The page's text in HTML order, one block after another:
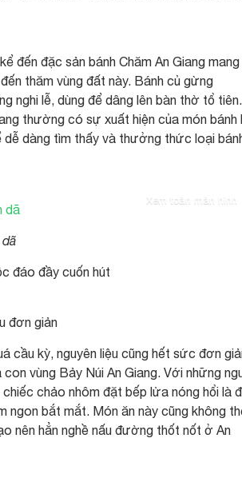
đến đặc sản bánh Chăm An Giang
thăm vùng đất này. Bánh củ gừng
nghi lễ, dùng để dâng lên bàn thờ tổ tiên.
thường có sự xuất hiện của món bánh
dễ dàng tìm thấy và thưởng thức loại
Xem toàn màn hình
đáo đầy cuốn hút
đơn giản
cầu kỳ, nguyên liệu cũng hết sức đơn
vùng Bảy Núi An Giang. Với những
chảo nhôm đặt bếp lửa nóng hổi là
ngon bắt mắt. Món ăn này cũng không
nên hẳn nghề nấu đường thốt nốt ở An